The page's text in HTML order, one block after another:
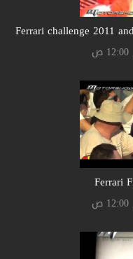
Ferrari challenge 2011
Ferrari